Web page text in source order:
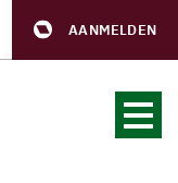
AANMELDEN